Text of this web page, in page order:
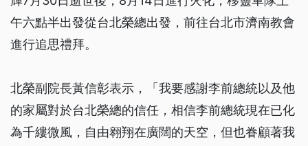
午六點半出發從台北榮總出發，前往台北市濟南教會
進行追思禮拜。
北榮副院長黃信彰表示，「我要感謝李前總統以及他
的家屬對於台北榮總的信任，相信李前總統現在已化
為千縷微風，自由翱翔在廣闊的天空，但也眷顧著我